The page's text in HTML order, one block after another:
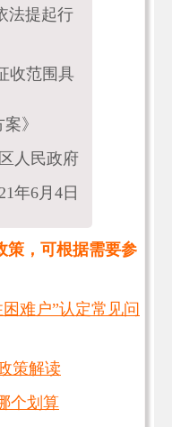
法提起行
收范围具
》
人民政府
年6月4日
策，可根据需要参
难户”认定常见问
策解读
个划算